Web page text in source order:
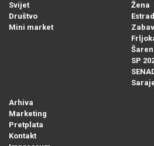
Svijet
Društvo
Mini market
Žena
SP
Arhiva
Marketing
Pretplata
Kontakt